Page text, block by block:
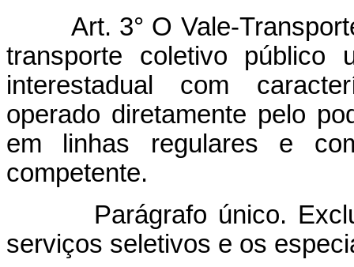
Art. 3° O Vale-
transporte coletivo público
interestadual com
operado diretamente pelo
em linhas regulares e
competente.
Parágrafo único.
serviços seletivos e os